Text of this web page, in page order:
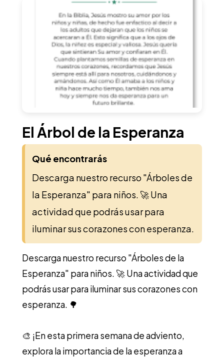
El Árbol de la Esperanza
Qué encontrarás
Descarga nuestro recurso "Árboles de
la Esperanza" para niños. 🚀 Una
actividad que podrás usar para
iluminar sus corazones con esperanza.
Descarga nuestro recurso "Árboles de la
Esperanza" para niños. 🚀 Una actividad que
podrás usar para iluminar sus corazones con
esperanza. 🌳
🎨 ¡En esta primera semana de adviento,
explora la importancia de la esperanza a